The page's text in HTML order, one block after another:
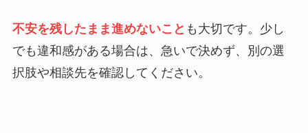
不安を残したまま進めないこと も大切です。少し
でも違和感がある場合は、急いで決めず、別の選
択肢や相談先を確認してください。